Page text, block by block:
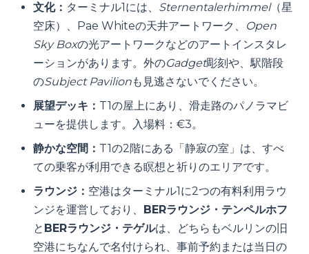
文化： ターミナル1には、 Sternentalerhimmel（星
空床）、Pae Whiteの天井アートワーク、
Open
Sky Boxの光アートワークなどのアートインスタレ
ーションがあります。外のGadget彫刻や、駅階段
のSubject Pavilionも見逃さないでください。
展望デッキ： T1の屋上にあり、滑走路のパノラマビ
ューを提供します。入場料：€3。
静かな空間： T1の2階にある「静寂の室」は、すべ
ての乗客が利用できる瞑想と祈りのエリアです。
ラウンジ： 空港はターミナル1に2つの有料利用ラウ
ンジを運営しており、 BERラウンジ・テンペルホフ
と BERラウンジ・テゲルは、どちらもベルリンの旧
空港にちなんで名付けられ、事前予約または当日の